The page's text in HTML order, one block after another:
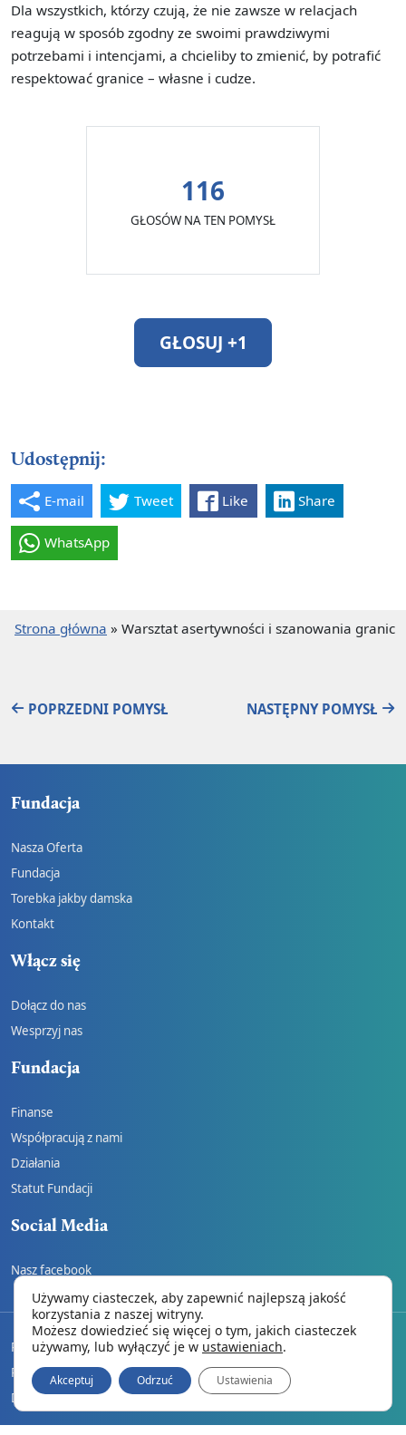
Dla wszystkich, którzy czują, że nie zawsze w relacjach
reagują w sposób zgodny ze swoimi prawdziwymi
potrzebami i intencjami, a chcieliby to zmienić, by potrafić
respektować granice – własne i cudze.
116
GŁOSÓW NA TEN POMYSŁ
GŁOSUJ +1
Udostępnij:
E-mail Tweet Like Share
WhatsApp
Strona główna » Warsztat asertywności i szanowania granic
POPRZEDNI POMYSŁ NASTĘPNY POMYSŁ
Fundacja
Nasza Oferta
Fundacja
Torebka jakby damska
Kontakt
Włącz się
Dołącz do nas
Wesprzyj nas
Fundacja
Finanse
Współpracują z nami
Działania
Statut Fundacji
Social Media
Nasz facebook
REGULAMIN
Polityka prywatności
Dane do wpłat
Używamy ciasteczek, aby zapewnić najlepszą jakość
korzystania z naszej witryny.
Możesz dowiedzieć się więcej o tym, jakich ciasteczek
używamy, lub wyłączyć je w ustawieniach.
Akceptuj Odrzuć Ustawienia